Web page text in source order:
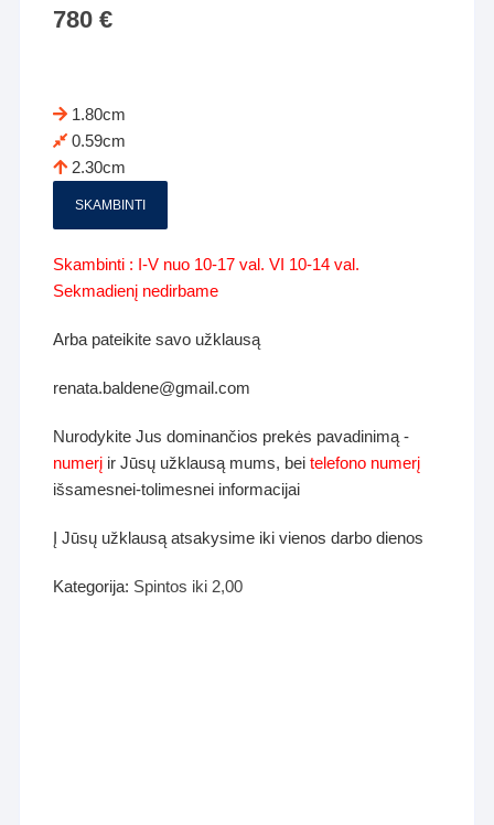
780€
1.80cm
0.59cm
2.30cm
SKAMBINTI
Skambinti : I-V nuo 10-17 val. VI 10-14 val.
Sekmadienį nedirbame
Arba pateikite savo užklausą
renata.baldene@gmail.com
Nurodykite Jus dominančios prekės pavadinimą -
numerį ir Jūsų užklausą mums, beitelefono numerį
išsamesnei-tolimesnei informacijai
Į Jūsų užklausą atsakysime iki vienos darbo dienos
Kategorija: Spintos iki 2,00